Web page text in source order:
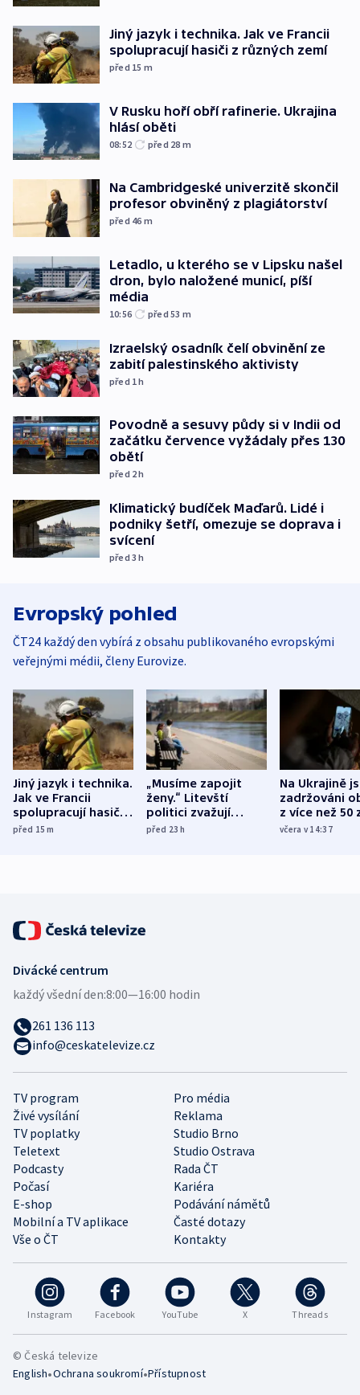
Jiný jazyk i technika. Jak ve Francii
spolupracují hasiči z různých zemí
před 15 m
V Rusku hoří obří rafinerie. Ukrajina
hlásí oběti
08:52 před 28 m
Na Cambridgeské univerzitě skončil
profesor obviněný z plagiátorství
před 46 m
Letadlo, u kterého se v Lipsku našel
dron, bylo naložené municí, píší
média
10:56 před 53 m
Izraelský osadník čelí obvinění ze
zabití palestinského aktivisty
před 1h
Povodně a sesuvy půdy si v Indii od
začátku července vyžádaly přes 130
obětí
před 2h
Klimatický budíček Maďarů. Lidé i
podniky šetří, omezuje se doprava i
svícení
před 3h
Evropský pohled
ČT24 každý den vybírá z obsahu publikovaného evropskými
veřejnými médii, členy Eurovize.
Jiný jazyk i technika.
Jak ve Francii
spolupracují hasiči z
různých zemí
před 15m
„Musíme zapojit
ženy.“ Litevští
politici zvažují
dohodu o
před 23h
Na Ukrajině
zadržováni
z více než 50
Bojovali na
včera v 14:37
Instagram Facebook YouTube X Threads
TV program
Pro média
Živé vysílání
Reklama
TV poplatky
Studio Brno
Teletext
Studio Ostrava
Podcasty
Rada ČT
Počasí
Kariéra
E-shop
Podávání námětů
Mobilní a TV aplikace
Časté dotazy
Vše o ČT
Kontakty
Divácké centrum
každý všední den:8:00—16:00 hodin
261 136 113
info@ceskatelevize.cz
© Česká televize
English•Ochrana soukromí•Přístupnost